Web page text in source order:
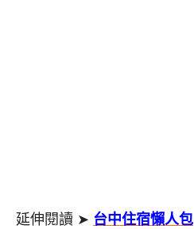
延伸閱讀 ➤ 台中住宿懶人包